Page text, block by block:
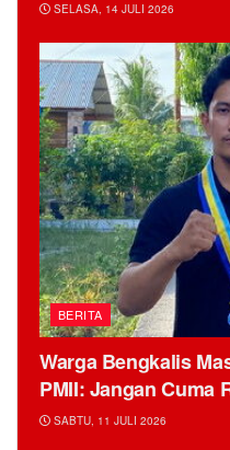
SELASA, 14 JULI 2026
BERITA
Warga Bengkalis
PMII: Jangan Cuma
SABTU, 11 JULI 2026